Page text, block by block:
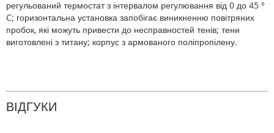
регульований термостат з інтервалом регулювання від 0 до 45 °
C; горизонтальна установка запобігає виникненню повітряних
пробок, які можуть привести до несправностей тенів; тени
виготовлені з титану; корпус з армованого поліпропілену.
ВІДГУКИ